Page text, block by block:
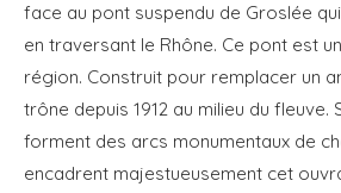
face au pont suspendu de Groslée qui
en traversant le Rhône. Ce pont est
région. Construit pour remplacer un
trône depuis 1912 au milieu du fleuve.
forment des arcs monumentaux de
encadrent majestueusement cet